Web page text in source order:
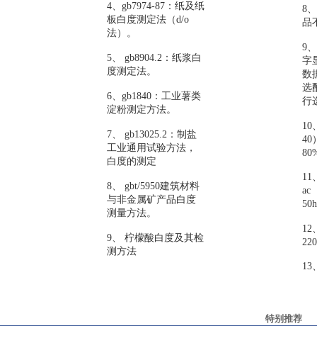
4、gb7974-87：纸及纸
板白度测定法（d/o
法）。
5、 gb8904.2：纸浆白
度测定法。
6、gb1840：工业薯类
淀粉测定方法。
7、 gb13025.2：制盐
工业通用试验方法，
白度的测定
8、 gbt/5950建筑材料
与非金属矿产品白度
测量方法。
9、 柠檬酸白度及其检
测方法
8
品
9
字
数
选
行
10
40
ac
12
13
特别推荐